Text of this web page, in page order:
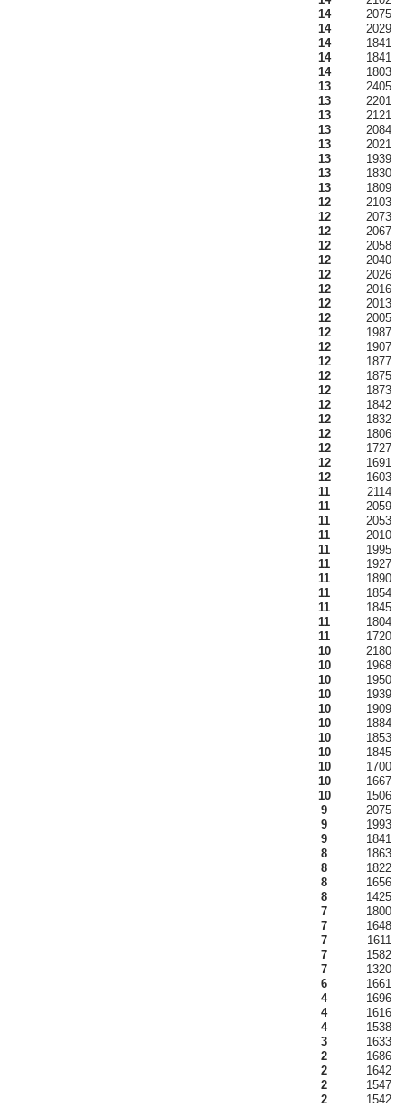
14
2075
14
2029
14
1841
14
1841
14
1803
13
2405
13
2201
13
2121
13
2084
13
2021
13
1939
13
1830
13
1809
12
2103
12
2073
12
2067
12
2058
12
2040
12
2026
12
2016
12
2013
12
2005
12
1987
12
1907
12
1877
12
1875
12
1873
12
1842
12
1832
12
1806
12
1727
12
1691
12
1603
11
2114
11
2059
11
2053
11
2010
11
1995
11
1927
11
1890
11
1854
11
1845
11
1804
11
1720
10
2180
10
1968
10
1950
10
1939
10
1909
10
1884
10
1853
10
1845
10
1700
10
1667
10
1506
9
2075
9
1993
9
1841
8
1863
8
1822
8
1656
8
1425
7
1800
7
1648
7
1611
7
1582
7
1320
6
1661
4
1696
4
1616
4
1538
3
1633
2
1686
2
1642
2
1547
2
1542